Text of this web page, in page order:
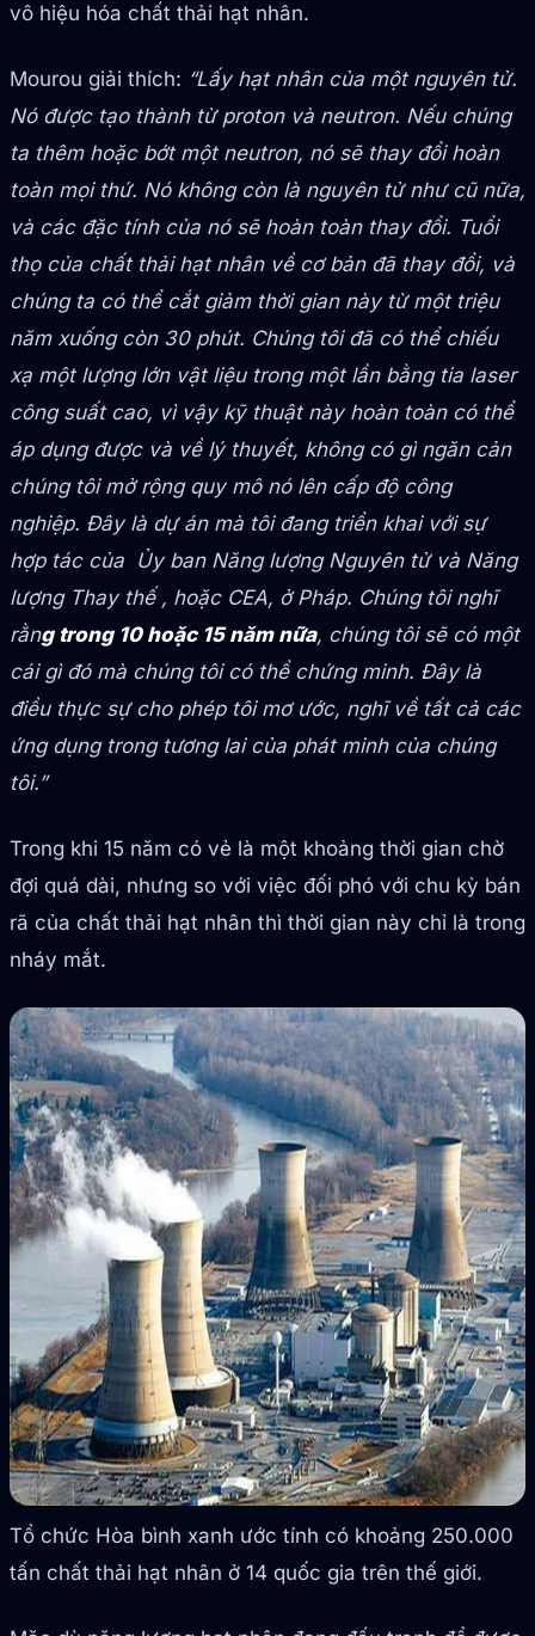
vô hiệu hóa chất thải hạt nhân.
Mourou giải thích: “Lấy hạt nhân của một nguyên tử.
Nó được tạo thành từ proton và neutron. Nếu chúng
ta thêm hoặc bớt một neutron, nó sẽ thay đổi hoàn
toàn mọi thứ. Nó không còn là nguyên tử như cũ nữa,
và các đặc tính của nó sẽ hoàn toàn thay đổi. Tuổi
thọ của chất thải hạt nhân về cơ bản đã thay đổi, và
chúng ta có thể cắt giảm thời gian này từ một triệu
năm xuống còn 30 phút. Chúng tôi đã có thể chiếu
xạ một lượng lớn vật liệu trong một lần bằng tia laser
công suất cao, vì vậy kỹ thuật này hoàn toàn có thể
áp dụng được và về lý thuyết, không có gì ngăn cản
chúng tôi mở rộng quy mô nó lên cấp độ công
nghiệp. Đây là dự án mà tôi đang triển khai với sự
hợp tác của Ủy ban Năng lượng Nguyên tử và Năng
lượng Thay thế , hoặc CEA, ở Pháp. Chúng tôi nghĩ
rằng trong 10 hoặc 15 năm nữa, chúng tôi sẽ có một
cái gì đó mà chúng tôi có thể chứng minh. Đây là
điều thực sự cho phép tôi mơ ước, nghĩ về tất cả các
ứng dụng trong tương lai của phát minh của chúng
tôi.”
Trong khi 15 năm có vẻ là một khoảng thời gian chờ
đợi quá dài, nhưng so với việc đối phó với chu kỳ bán
rã của chất thải hạt nhân thì thời gian này chỉ là trong
nháy mắt.
Tổ chức Hòa bình xanh ước tính có khoảng 250.000
tấn chất thải hạt nhân ở 14 quốc gia trên thế giới.